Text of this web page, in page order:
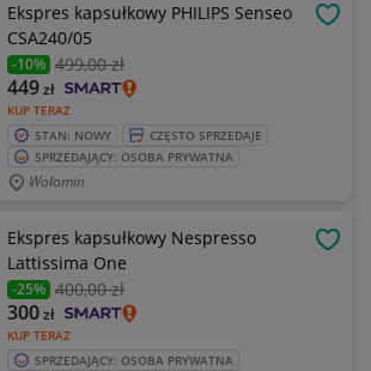
Ekspres kapsułkowy PHILIPS Senseo
CSA240/05
-10% 499,00 zł
KUP TERAZ
449zł
STAN: NOWY
CZĘSTO SPRZEDAJE
SPRZEDAJĄCY: OSOBA PRYWATNA
Wołomin
Ekspres kapsułkowy Nespresso
Lattissima One
-25% 400,00 zł
KUP TERAZ
300zł
SPRZEDAJĄCY: OSOBA PRYWATNA